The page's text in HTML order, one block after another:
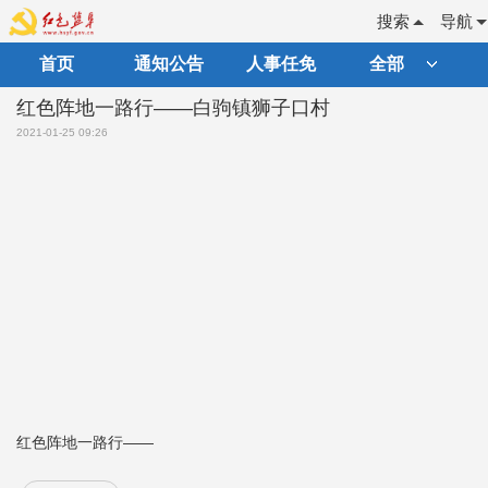
导航
搜索
首页 通知公告 人事任免 全部
红色阵地一路行——白驹镇狮子口村
2021-01-25 09:26
红色阵地一路行——